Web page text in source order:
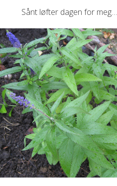
Sånt løfter dagen for meg…